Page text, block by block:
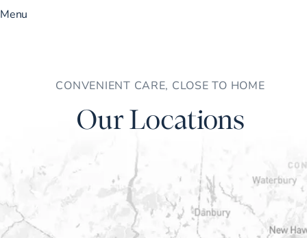
Menu
CONVENIENT CARE, CLOSE TO HOME
Our Locations